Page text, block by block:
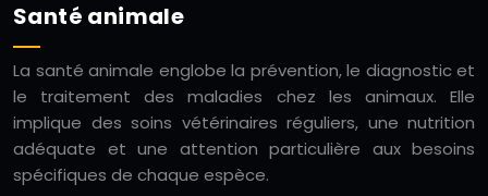
Santé animale
La santé animale englobe la prévention, le diagnostic et
le traitement des maladies chez les animaux. Elle
implique des soins vétérinaires réguliers, une nutrition
adéquate et une attention particulière aux besoins
spécifiques de chaque espèce.